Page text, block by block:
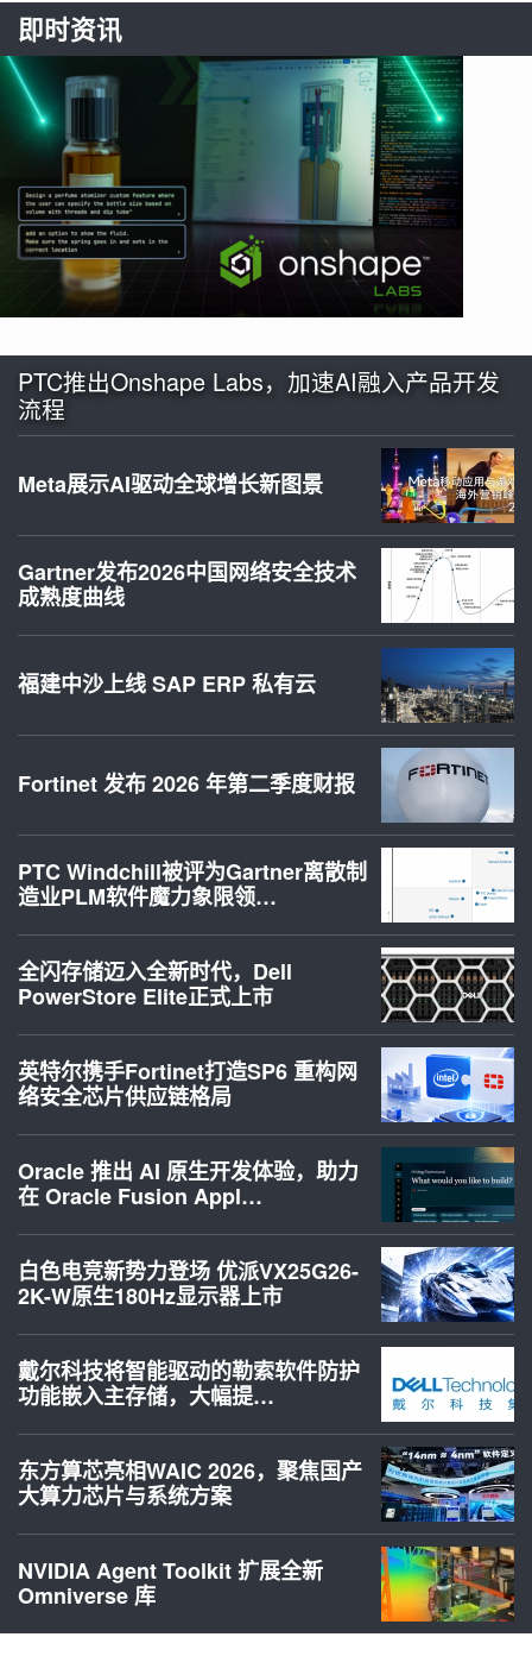
即时资讯
PTC推出Onshape Labs，加速AI融入产品开发
流程
Meta展示AI驱动全球增长新图景
Gartner发布2026中国网络安全技术
成熟度曲线
福建中沙上线 SAP ERP 私有云
Fortinet 发布 2026 年第二季度财报
PTC Windchill被评为Gartner离散制
造业PLM软件魔力象限领…
全闪存储迈入全新时代，Dell
PowerStore Elite正式上市
英特尔携手Fortinet打造SP6 重构网
络安全芯片供应链格局
Oracle 推出 AI 原生开发体验，助力
在 Oracle Fusion Appl…
白色电竞新势力登场 优派VX25G26-
2K-W原生180Hz显示器上市
戴尔科技将智能驱动的勒索软件防护
功能嵌入主存储，大幅提…
东方算芯亮相WAIC 2026，聚焦国产
大算力芯片与系统方案
NVIDIA Agent Toolkit 扩展全新
Omniverse 库